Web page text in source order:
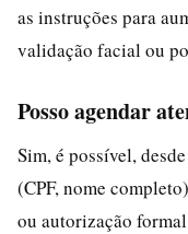
as instruções para
validação facial ou
Posso agendar
Sim, é possível,
(CPF, nome
ou autorização